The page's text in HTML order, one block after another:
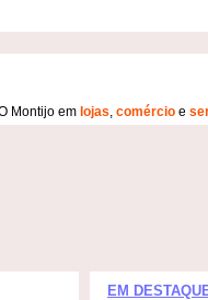
Montijo em lojas, comércio e
EM